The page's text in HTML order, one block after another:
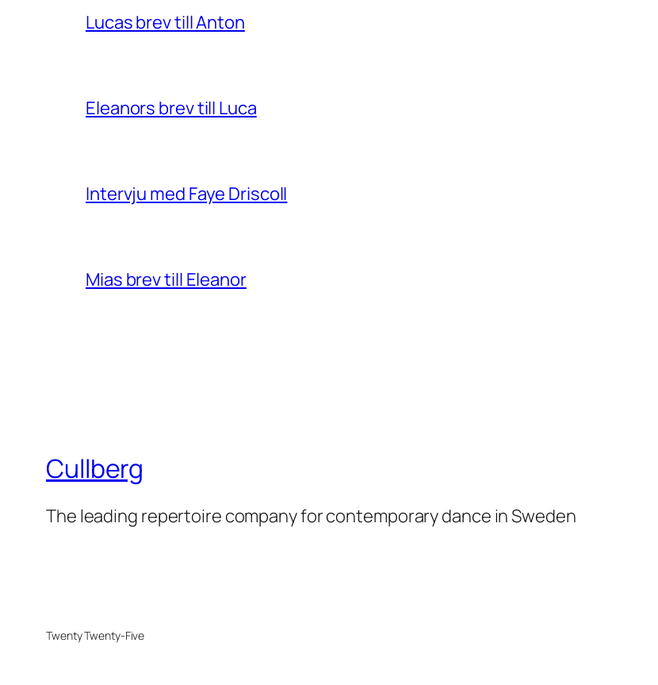
Lucas brev till Anton
Eleanors brev till Luca
Intervju med Faye Driscoll
Mias brev till Eleanor
Cullberg
The leading repertoire company for contemporary dance in Sweden
Twenty Twenty-Five